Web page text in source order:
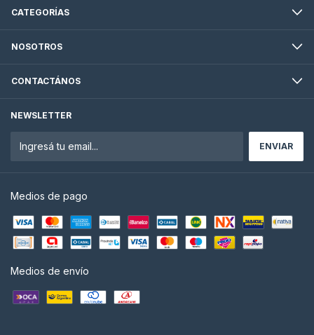
CATEGORÍAS
NOSOTROS
CONTACTÁNOS
NEWSLETTER
Medios de pago
Medios de envío